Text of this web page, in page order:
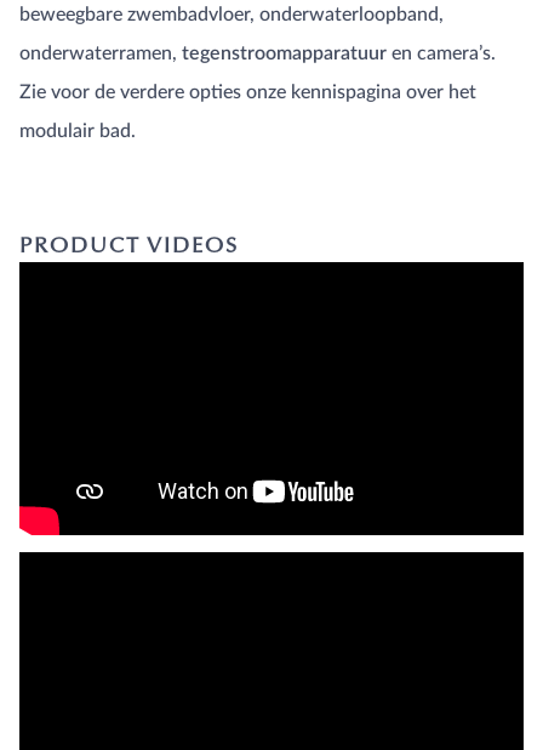
beweegbare zwembadvloer, onderwaterloopband,
onderwaterramen, tegenstroomapparatuur en camera’s.
Zie voor de verdere opties onze kennispagina over het
modulair bad.
PRODUCT VIDEOS